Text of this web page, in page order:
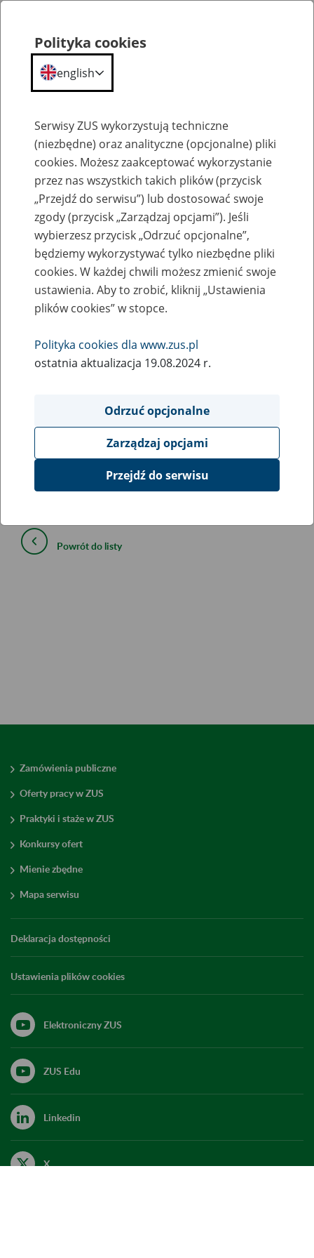
Komunikaty
Komunikat Prezesa Zakładu Ubezpieczeń
Społecznych z dnia 18 lutego 2025 r. w
sprawie kwoty dodatku do emerytury lub
renty za tajne nauczanie
Na podstawie art. 90 ust. 5 ustawy z dnia 26 stycznia 1982
r. – Karta Nauczyciela (Dz. U. z 2024 r. poz. 986 i 1871)
ogłasza się, że od dnia 1 marca 2025 r. kwota dodatku do
emerytury lub renty za tajne nauczanie wynosi 348,22 zł.
Powrót do listy
Zamówienia publiczne
Oferty pracy w ZUS
Praktyki i staże w ZUS
Konkursy ofert
Mienie zbędne
Mapa serwisu
Deklaracja dostępności
Ustawienia plików cookies
Elektroniczny ZUS
ZUS Edu
Linkedin
X
Polityka cookies
english
Serwisy ZUS wykorzystują techniczne
(niezbędne) oraz analityczne (opcjonalne) pliki
cookies. Możesz zaakceptować wykorzystanie
przez nas wszystkich takich plików (przycisk
„Przejdź do serwisu”) lub dostosować swoje
zgody (przycisk „Zarządzaj opcjami”). Jeśli
wybierzesz przycisk „Odrzuć opcjonalne”,
będziemy wykorzystywać tylko niezbędne pliki
cookies. W każdej chwili możesz zmienić swoje
ustawienia. Aby to zrobić, kliknij „Ustawienia
plików cookies” w stopce.
Polityka cookies dla www.zus.pl
ostatnia aktualizacja 19.08.2024 r.
Odrzuć opcjonalne
Zarządzaj opcjami
Przejdź do serwisu